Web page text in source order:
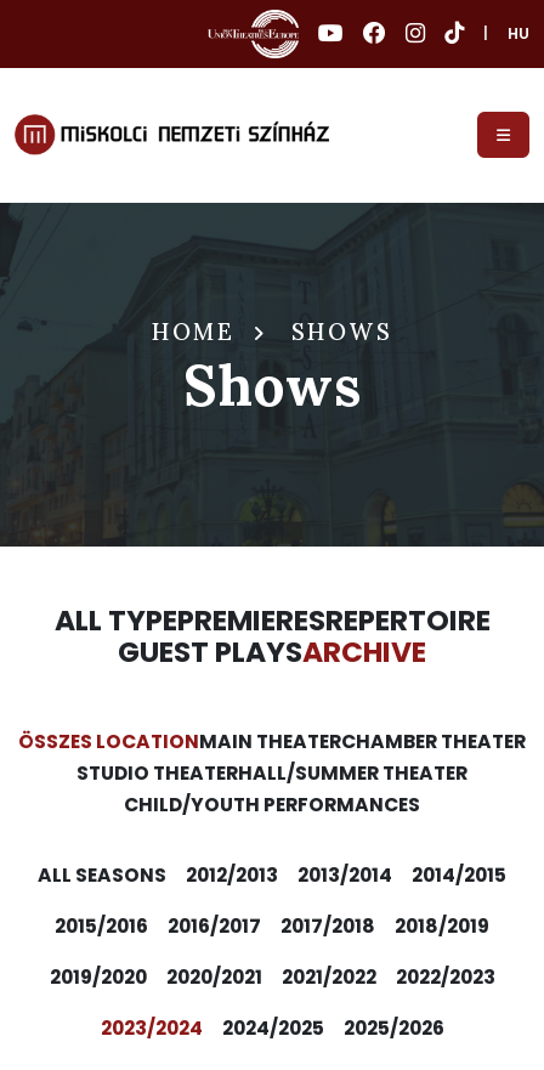
HU
HOME SHOWS
Shows
ALL TYPEPREMIERESREPERTOIRE
GUEST PLAYSARCHIVE
ÖSSZES LOCATIONMAIN THEATERCHAMBER THEATER
STUDIO THEATERHALL/SUMMER THEATER
CHILD/YOUTH PERFORMANCES
ALL SEASONS 2012/2013 2013/2014
2014/2015
2015/2016
2016/2017 2017/2018
2018/2019
2019/2020
2020/2021 2021/2022
2022/2023
2023/2024
2024/2025 2025/2026